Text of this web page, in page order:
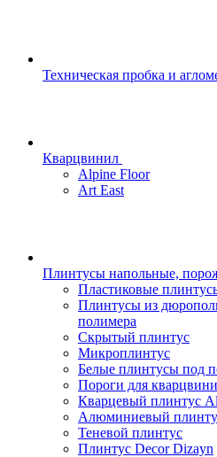
Техническая пробка и
Кварцвинил
Alpine Floor
Art East
Плинтусы напольные,
Пластиковые
Плинтусы из
полимера
Скрытый плинтус
Микроплинтус
Белые плинтусы под
Пороги для
Кварцевый плинтус
Алюминиевый
Теневой плинтус
Плинтус Decor Dizayn